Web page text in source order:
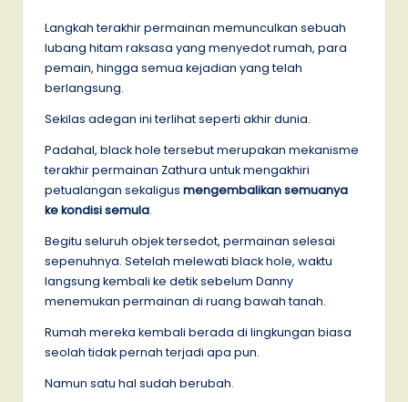
Langkah terakhir permainan memunculkan sebuah
lubang hitam raksasa yang menyedot rumah, para
pemain, hingga semua kejadian yang telah
berlangsung.
Sekilas adegan ini terlihat seperti akhir dunia.
Padahal, black hole tersebut merupakan mekanisme
terakhir permainan Zathura untuk mengakhiri
petualangan sekaligus mengembalikan semuanya
ke kondisi semula.
Begitu seluruh objek tersedot, permainan selesai
sepenuhnya. Setelah melewati black hole, waktu
langsung kembali ke detik sebelum Danny
menemukan permainan di ruang bawah tanah.
Rumah mereka kembali berada di lingkungan biasa
seolah tidak pernah terjadi apa pun.
Namun satu hal sudah berubah.